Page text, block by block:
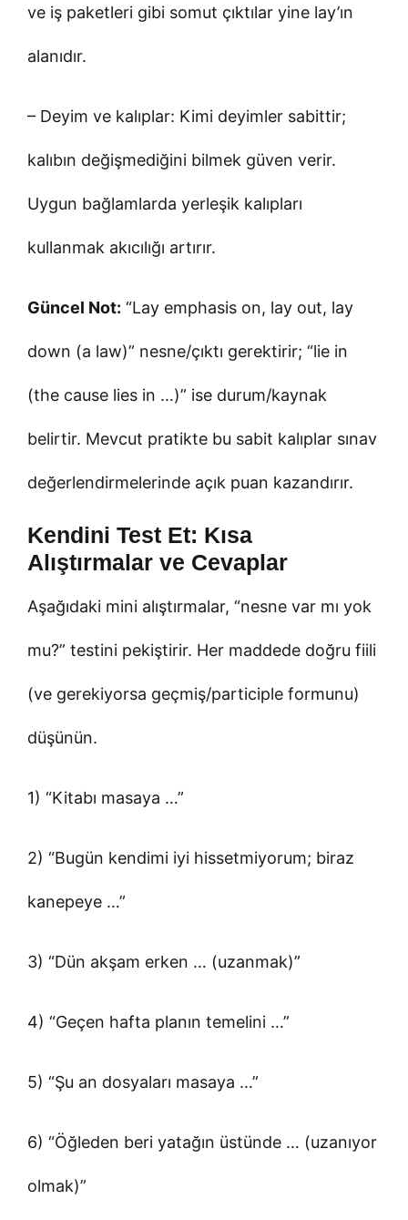
ve iş paketleri gibi somut çıktılar yine lay’ın
alanıdır.
– Deyim ve kalıplar: Kimi deyimler sabittir;
kalıbın değişmediğini bilmek güven verir.
Uygun bağlamlarda yerleşik kalıpları
kullanmak akıcılığı artırır.
Güncel Not: “Lay emphasis on, lay out, lay
down (a law)” nesne/çıktı gerektirir; “lie in
(the cause lies in …)” ise durum/kaynak
belirtir. Mevcut pratikte bu sabit kalıplar sınav
değerlendirmelerinde açık puan kazandırır.
Kendini Test Et: Kısa
Alıştırmalar ve Cevaplar
Aşağıdaki mini alıştırmalar, “nesne var mı yok
mu?” testini pekiştirir. Her maddede doğru fiili
(ve gerekiyorsa geçmiş/participle formunu)
düşünün.
1) “Kitabı masaya …”
2) “Bugün kendimi iyi hissetmiyorum; biraz
kanepeye …”
3) “Dün akşam erken … (uzanmak)”
4) “Geçen hafta planın temelini …”
5) “Şu an dosyaları masaya …”
6) “Öğleden beri yatağın üstünde … (uzanıyor
olmak)”